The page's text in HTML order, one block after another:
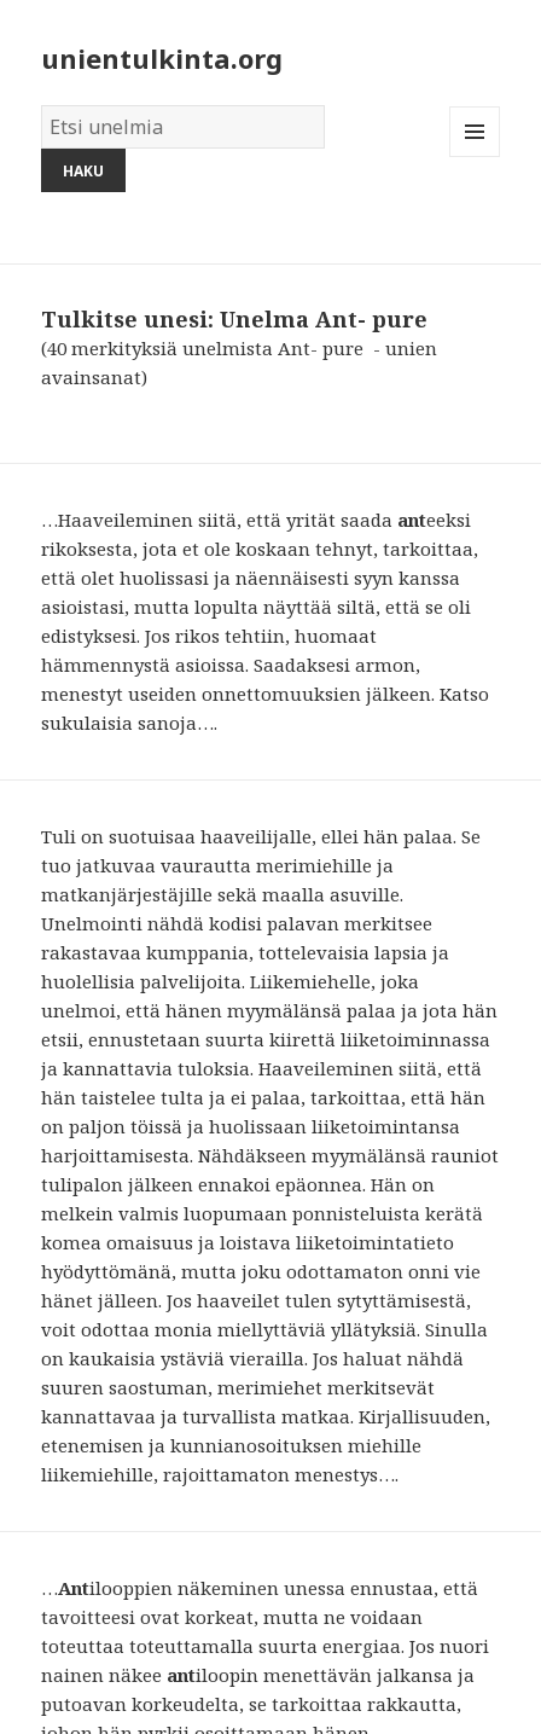
unientulkinta.org
Unelmien
sanakirja:
Tulkitse unesi: Unelma Ant- pure
(40 merkityksiä unelmista Ant- pure - unien
avainsanat)
…Haaveileminen siitä, että yrität saada anteeksi
rikoksesta, jota et ole koskaan tehnyt, tarkoittaa,
että olet huolissasi ja näennäisesti syyn kanssa
asioistasi, mutta lopulta näyttää siltä, ​​että se oli
edistyksesi. Jos rikos tehtiin, huomaat
hämmennystä asioissa. Saadaksesi armon,
menestyt useiden onnettomuuksien jälkeen. Katso
sukulaisia ​​sanoja….
Tuli on suotuisaa haaveilijalle, ellei hän palaa. Se
tuo jatkuvaa vaurautta merimiehille ja
matkanjärjestäjille sekä maalla asuville.
Unelmointi nähdä kodisi palavan merkitsee
rakastavaa kumppania, tottelevaisia ​​lapsia ja
huolellisia palvelijoita. Liikemiehelle, joka
unelmoi, että hänen myymälänsä palaa ja jota hän
etsii, ennustetaan suurta kiirettä liiketoiminnassa
ja kannattavia tuloksia. Haaveileminen siitä, että
hän taistelee tulta ja ei palaa, tarkoittaa, että hän
on paljon töissä ja huolissaan liiketoimintansa
harjoittamisesta. Nähdäkseen myymälänsä rauniot
tulipalon jälkeen ennakoi epäonnea. Hän on
melkein valmis luopumaan ponnisteluista kerätä
komea omaisuus ja loistava liiketoimintatieto
hyödyttömänä, mutta joku odottamaton onni vie
hänet jälleen. Jos haaveilet tulen sytyttämisestä,
voit odottaa monia miellyttäviä yllätyksiä. Sinulla
on kaukaisia ​​ystäviä vierailla. Jos haluat nähdä
suuren saostuman, merimiehet merkitsevät
kannattavaa ja turvallista matkaa. Kirjallisuuden,
etenemisen ja kunnianosoituksen miehille
liikemiehille, rajoittamaton menestys….
…Antilooppien näkeminen unessa ennustaa, että
tavoitteesi ovat korkeat, mutta ne voidaan
toteuttaa toteuttamalla suurta energiaa. Jos nuori
nainen näkee antiloopin menettävän jalkansa ja
putoavan korkeudelta, se tarkoittaa rakkautta,